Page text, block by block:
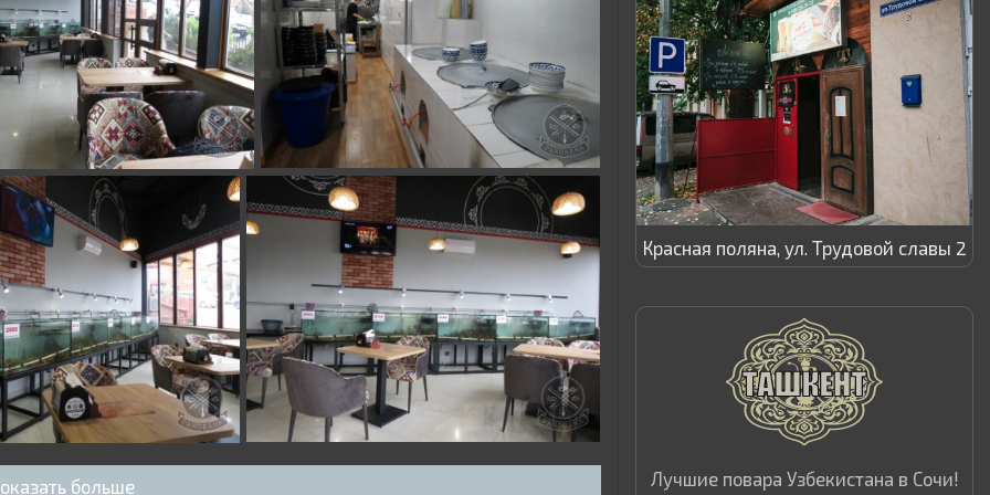
больше
Красная поляна, ул. Трудовой славы 2
Лучшие повара Узбекистана в Сочи!